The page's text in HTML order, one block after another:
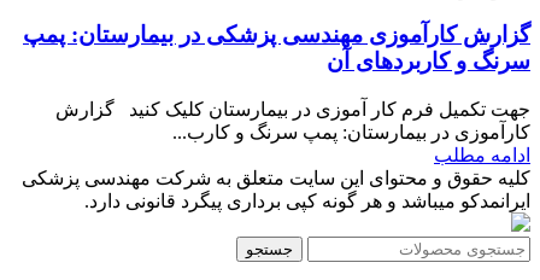
گزارش کارآموزی مهندسی پزشکی در بیمارستان: پمپ
سرنگ و کاربردهای آن
جهت تکمیل فرم کار آموزی در بیمارستان کلیک کنید گزارش
کارآموزی در بیمارستان: پمپ سرنگ و کارب...
ادامه مطلب
کلیه حقوق و محتوای این سایت متعلق به شرکت مهندسی پزشکی
ایرانمدکو میباشد و هر گونه کپی برداری پیگرد قانونی دارد.
جستجو